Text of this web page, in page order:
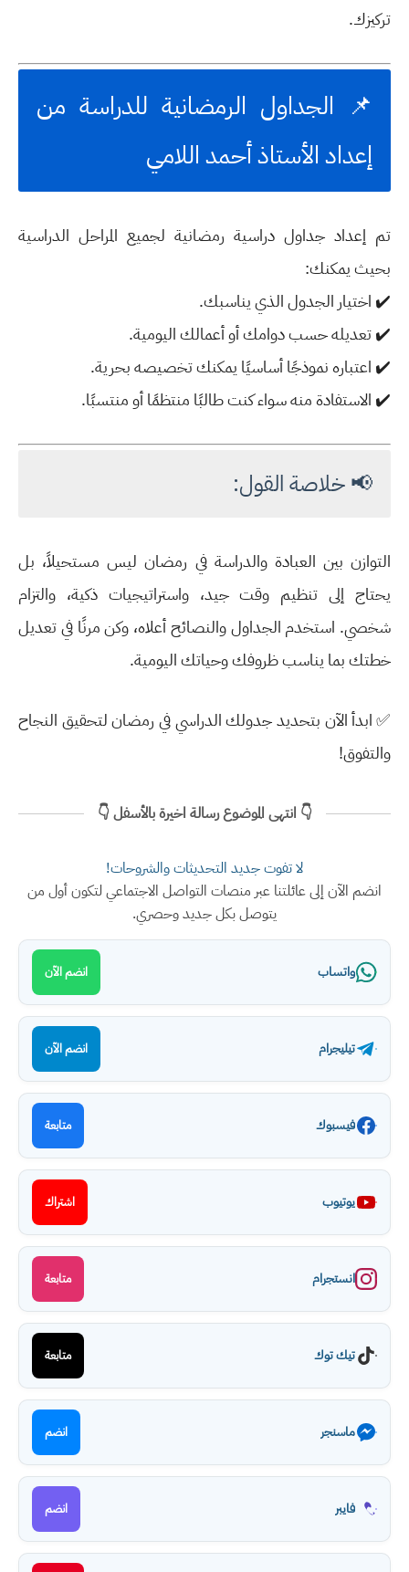
تركيزك.
📌 الجداول الرمضانية للدراسة من
إعداد الأستاذ أحمد اللامي
تم إعداد جداول دراسية رمضانية لجميع المراحل الدراسية
بحيث يمكنك:
✔️ اختيار الجدول الذي يناسبك.
✔️تعديله حسب دوامك أو أعمالك اليومية.
✔️ اعتباره نموذجًا أساسيًا يمكنك تخصيصه بحرية.
✔️ الاستفادة منه سواء كنت طالبًا منتظمًا أو منتسبًا.
📢 خلاصة القول:
التوازن بين العبادة والدراسة في رمضانليس مستحيلاً، بل
يحتاج إلى تنظيم وقت جيد، واستراتيجيات ذكية، والتزام
شخصي. استخدم الجداول والنصائح أعلاه، وكن مرنًا في تعديل
خطتك بما يناسبظروفك وحياتك اليومية.
✅ابدأ الآن بتحديد جدولك الدراسي في رمضان لتحقيق النجاح
والتفوق!
👇 انتهى الموضوع رسالة اخيرة بالأسفل 👇
لا تفوت جديد التحديثات والشروحات!
انضم الآن إلى عائلتنا عبر منصات التواصل الاجتماعي لتكون أول من
يتوصل بكل جديد وحصري.
واتساب انضم الآن
تيليجرام انضم الآن
فيسبوك متابعة
يوتيوب اشتراك
انستجرام متابعة
تيك توك متابعة
ماسنجر انضم
فايبر انضم